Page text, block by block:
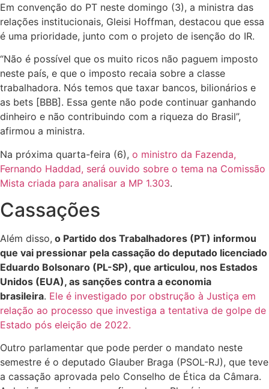
Em convenção do PT neste domingo (3), a ministra das
relações institucionais, Gleisi Hoffman, destacou que essa
é uma prioridade, junto com o projeto de isenção do IR.
“Não é possível que os muito ricos não paguem imposto
neste país, e que o imposto recaia sobre a classe
trabalhadora. Nós temos que taxar bancos, bilionários e
as bets [BBB]. Essa gente não pode continuar ganhando
dinheiro e não contribuindo com a riqueza do Brasil”,
afirmou a ministra.
Na próxima quarta-feira (6), o ministro da Fazenda,
Fernando Haddad, será ouvido sobre o tema na Comissão
Mista criada para analisar a MP 1.303.
Cassações
Além disso, o Partido dos Trabalhadores (PT) informou
que vai pressionar pela cassação do deputado licenciado
Eduardo Bolsonaro (PL-SP), que articulou, nos Estados
Unidos (EUA), as sanções contra a economia
brasileira. Ele é investigado por obstrução à Justiça em
relação ao processo que investiga a tentativa de golpe de
Estado pós eleição de 2022.
Outro parlamentar que pode perder o mandato neste
semestre é o deputado Glauber Braga (PSOL-RJ), que teve
a cassação aprovada pelo Conselho de Ética da Câmara.